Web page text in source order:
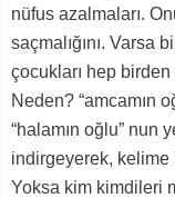
nüfus azalmaları.
saçmalığını. Varsa
çocukları hep birden
Neden? “amcamın
“halamın oğlu” nun
indirgeyerek, kelime
Yoksa kim kimdileri